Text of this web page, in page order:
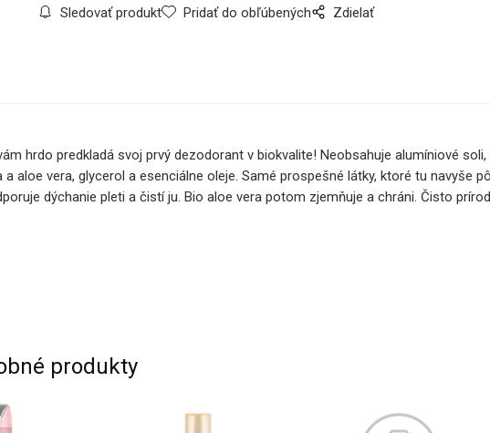
Sledovať produkt Pridať do obľúbených Zdielať
hrdo predkladá svoj prvý dezodorant v biokvalite! Neobsahuje alumíniové
vera, glycerol a esenciálne oleje. Samé prospešné látky, ktoré tu navyše
dýchanie pleti a čistí ju. Bio aloe vera potom zjemňuje a chráni. Čisto
produkty